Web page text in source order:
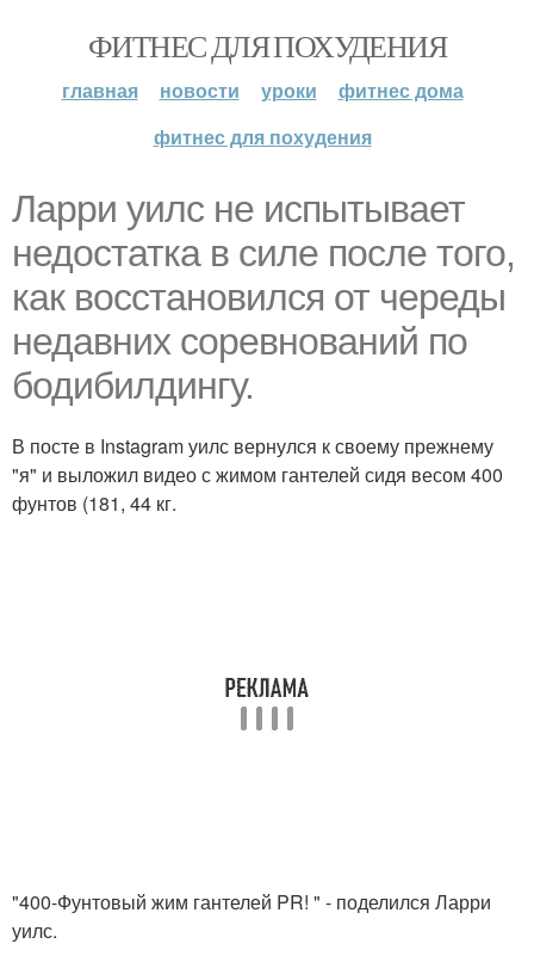
ФИТНЕС ДЛЯ ПОХУДЕНИЯ
главная новости уроки
фитнес дома
фитнес для похудения
Ларри уилс не испытывает
недостатка в силе после того,
как восстановился от череды
недавних соревнований по
бодибилдингу.
В посте в Instagram уилс вернулся к своему прежнему
"я" и выложил видео с жимом гантелей сидя весом 400
фунтов (181, 44 кг.
"400-Фунтовый жим гантелей PR! " - поделился Ларри
уилс.